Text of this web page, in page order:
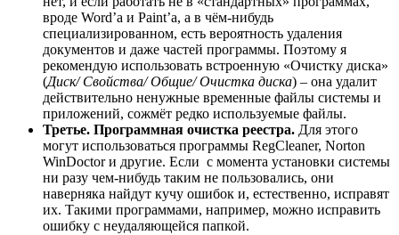
вроде Word’a и Paint’a, а в чём-нибудь
специализированном, есть вероятность удаления
документов и даже частей программы. Поэтому я
рекомендую использовать встроенную «Очистку диска»
(Диск/ Свойства/ Общие/ Очистка диска) – она удалит
действительно ненужные временные файлы системы и
приложений, сожмёт редко используемые файлы.
Третье. Программная очистка реестра. Для этого
могут использоваться программы RegCleaner, Norton
WinDoctor и другие. Если с момента установки системы
ни разу чем-нибудь таким не пользовались, они
наверняка найдут кучу ошибок и, естественно, исправят
их. Такими программами, например, можно исправить
ошибку с неудаляющейся папкой.